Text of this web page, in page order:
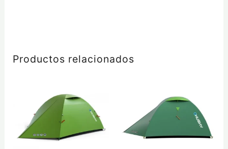
Productos relacionados